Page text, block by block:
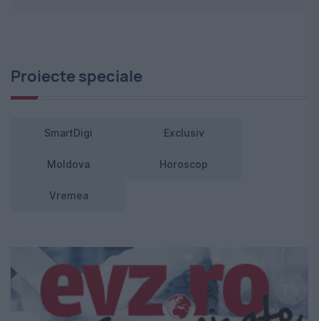
Proiecte speciale
SmartDigi Exclusiv
Moldova Horoscop
Vremea